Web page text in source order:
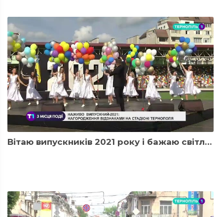
Вітаю випускників 2021 року і бажаю світлої долі! Ви ус...